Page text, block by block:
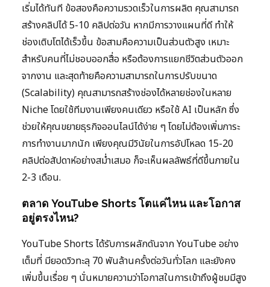
เริ่มได้ทันที ข้อสองคือความรวดเร็วในการผลิต คุณสามารถ
สร้างคลิปได้ 5-10 คลิปต่อวัน หากมีการวางแผนที่ดี ทำให้
ช่องเติบโตได้เร็วขึ้น ข้อสามคือความเป็นส่วนตัวสูง เหมาะ
สำหรับคนที่ไม่ชอบออกสื่อ หรือต้องการแยกชีวิตส่วนตัวออก
จากงาน และสุดท้ายคือความสามารถในการปรับขนาด
(Scalability) คุณสามารถสร้างช่องได้หลายช่องในหลาย
Niche โดยใช้ทีมงานเพียงคนเดียว หรือใช้ AI เป็นหลัก ซึ่ง
ช่วยให้คุณขยายธุรกิจออนไลน์ได้ง่าย ๆ โดยไม่ต้องเพิ่มภาระ
การทำงานมากนัก เพียงคุณมีวินัยในการอัปโหลด 15-20
คลิปต่อสัปดาห์อย่างสม่ำเสมอ ก็จะเห็นผลลัพธ์ที่ดีขึ้นภายใน
2-3 เดือน.
ตลาด YouTube Shorts โตแค่ไหน และโอกาส
อยู่ตรงไหน?
YouTube Shorts ได้รับการผลักดันจาก YouTube อย่าง
เต็มที่ มียอดวิวทะลุ 70 พันล้านครั้งต่อวันทั่วโลก และยังคง
เพิ่มขึ้นเรื่อย ๆ นั่นหมายความว่าโอกาสในการเข้าถึงผู้ชมมีสูง